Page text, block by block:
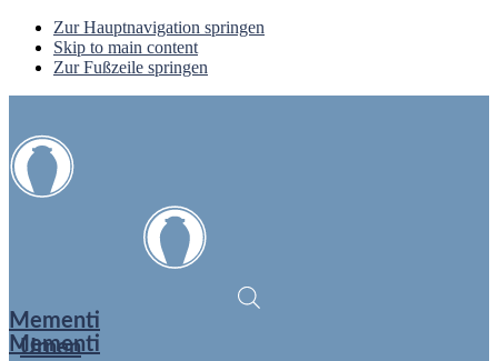
Zur Hauptnavigation springen
Skip to main content
Zur Fußzeile springen
Mementi
Urnen
Mementi